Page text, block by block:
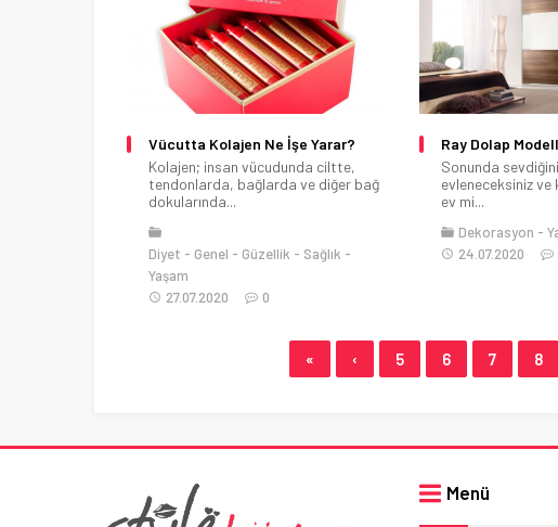
Vücutta Kolajen Ne İşe Yarar?
Kolajen; insan vücudunda ciltte,
tendonlarda, bağlarda ve diğer bağ
dokularında...
Diyet Genel Güzellik
Sağlık
Yaşam
27.07.2020
0
Ray Dolap
Sonunda
evleneceksiniz ve
ev mi...
Dekorasyon
24.07.2020
« ‹ 5 6 7 8
Menü